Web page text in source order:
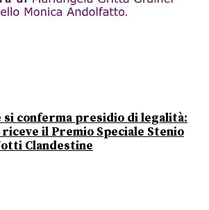
conferma presidio di legalità:
il Premio Speciale Stenio
Clandestine